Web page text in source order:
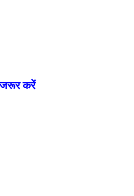
जरूर करें